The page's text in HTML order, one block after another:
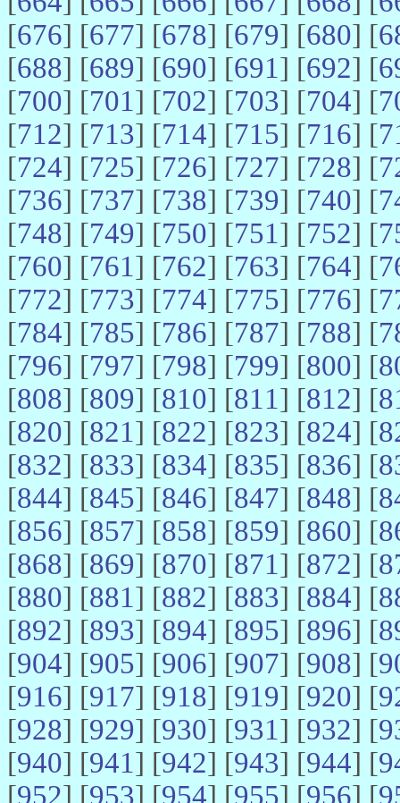
[676] [677] [678] [679] [680] [
[688] [689] [690] [691] [692] [
[700] [701] [702] [703] [704] [
[712] [713] [714] [715] [716] [
[724] [725] [726] [727] [728] [
[736] [737] [738] [739] [740] [
[748] [749] [750] [751] [752] [
[760] [761] [762] [763] [764] [
[772] [773] [774] [775] [776] [
[784] [785] [786] [787] [788] [
[796] [797] [798] [799] [800] [
[808] [809] [810] [811] [812] [
[820] [821] [822] [823] [824] [
[832] [833] [834] [835] [836] [
[844] [845] [846] [847] [848] [
[856] [857] [858] [859] [860] [
[868] [869] [870] [871] [872] [
[880] [881] [882] [883] [884] [
[892] [893] [894] [895] [896] [
[904] [905] [906] [907] [908] [
[916] [917] [918] [919] [920] [
[928] [929] [930] [931] [932] [
[940] [941] [942] [943] [944] [
[952] [953] [954] [955] [956] [